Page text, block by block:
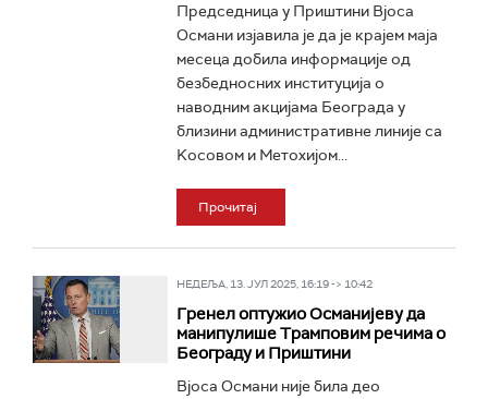
Председница у Приштини Вјоса
Османи изјавила је да је крајем маја
месеца добила информације од
безбедносних институција о
наводним акцијама Београда у
близини административне линије са
Kосовом и Метохијом...
Прочитај
НЕДЕЉА, 13. ЈУЛ 2025, 16:19 -> 10:42
Гренел оптужио Османијеву да
манипулише Трамповим речима о
Београду и Приштини
Вјоса Османи није била део